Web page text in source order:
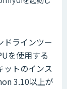
ドラインツー
を使用する
ットのインス
3.10以上が